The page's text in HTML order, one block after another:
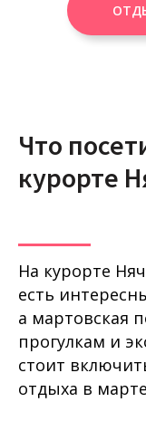
Что
курорте
На курорте
есть
а мартовская
прогулкам и
стоит
отдыха в